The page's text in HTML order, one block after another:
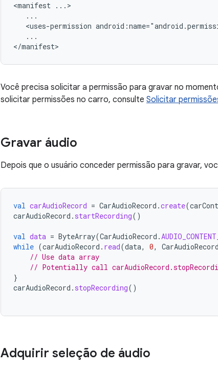
<manifest
<uses-permission
...
Você precisa solicitar a permissão para gravar no
solicitar permissões no carro, consulte Solicitar
Gravar áudio
Depois que o usuário conceder permissão para gravar,
val carAudioRecord = CarAudioRecord .create(
carAudioRecord . startRecording()
val data = ByteArray(CarAudioRecord .
while (carAudioRecord . read(data, 0, CarAudioRecord
// Use data array
// Potentially call
}
carAudioRecord . stopRecording()
Adquirir seleção de áudio